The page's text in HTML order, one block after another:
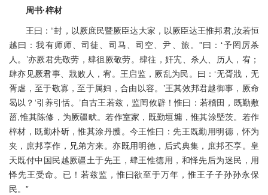
周书·梓材
王曰：“封，以厥庶民暨厥臣达大家，以厥臣达王惟邦君,汝若恒
越曰：我有师师、司徒、司马、司空、尹、旅。”曰：‘予罔厉杀
人。’亦厥君先敬劳，肆徂厥敬劳。肆往，奸宄、杀人、历人，宥；
肆亦见厥君事、戕败人，宥。王启监，厥乱为民。曰：‘无胥戕，无
胥虐，至于敬寡，至于属妇，合由以容。’王其效邦君越御事，厥命
曷以？‘引养引恬。’自古王若兹，监罔攸辟！惟曰：若稽田，既勤敷
菑,惟其陈修，为厥疆畎。若作室家，既勤垣墉，惟其涂塈茨。若作
梓材，既勤朴斫，惟其涂丹雘。今王惟曰：先王既勤用明德，怀为
夹，庶邦享作，兄弟方来。亦既用明德，后式典集，庶邦丕享。皇
天既付中国民越厥疆土于先王，肆王惟德用，和怿先后为迷民，用
怿先王受命。已！若兹监，惟曰欲至于万年，惟王子子孙孙永保
民。”